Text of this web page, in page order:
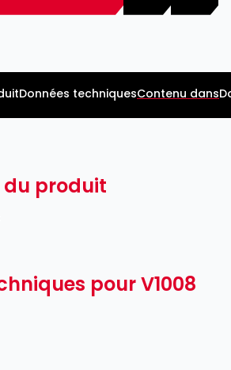
Données techniquesContenu dans
du produit
pour V1008